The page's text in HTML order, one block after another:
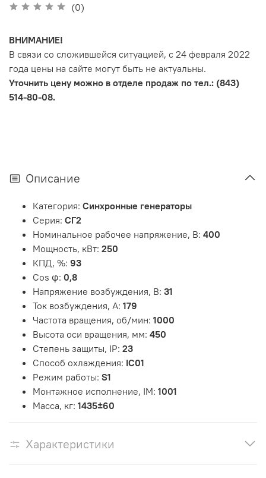
(0)
ВНИМАНИЕ!
В связи со сложившейся ситуацией, с 24 февраля 2022
года цены на сайте могут быть не актуальны.
Уточнить цену можно в отделе продаж по тел.: (843)
514-80-08.
Описание
Категория: Синхронные генераторы
Серия: СГ2
Номинальное рабочее напряжение, В: 400
Мощность, кВт: 250
КПД, %: 93
Cos φ: 0,8
Напряжение возбуждения, В: 31
Ток возбуждения, А: 179
Частота вращения, об/мин: 1000
Высота оси вращения, мм: 450
Степень защиты, IP: 23
Способ охлаждения: IC01
Режим работы: S1
Монтажное исполнение, IM: 1001
Масса, кг: 1435±60
Характеристики